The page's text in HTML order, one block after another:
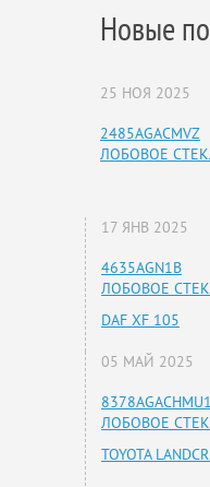
Новые
25 НОЯ 2025
2485AGACMVZ
ЛОБОВОЕ
17 ЯНВ 2025
4635AGN1B
ЛОБОВОЕ
DAF XF 105
05 МАЙ 2025
ЛОБОВОЕ
TOYOTA